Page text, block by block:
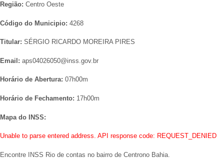
Região: Centro Oeste
Código do Municipio: 4268
Titular: SÉRGIO RICARDO MOREIRA PIRES
Email: aps04026050@inss.gov.br
Horário de Abertura: 07h00m
Horário de Fechamento: 17h00m
Mapa do INSS:
Unable to parse entered address. API response code: REQUEST_DENIED
Encontre INSS Rio de contas no bairro de Centrono Bahia.